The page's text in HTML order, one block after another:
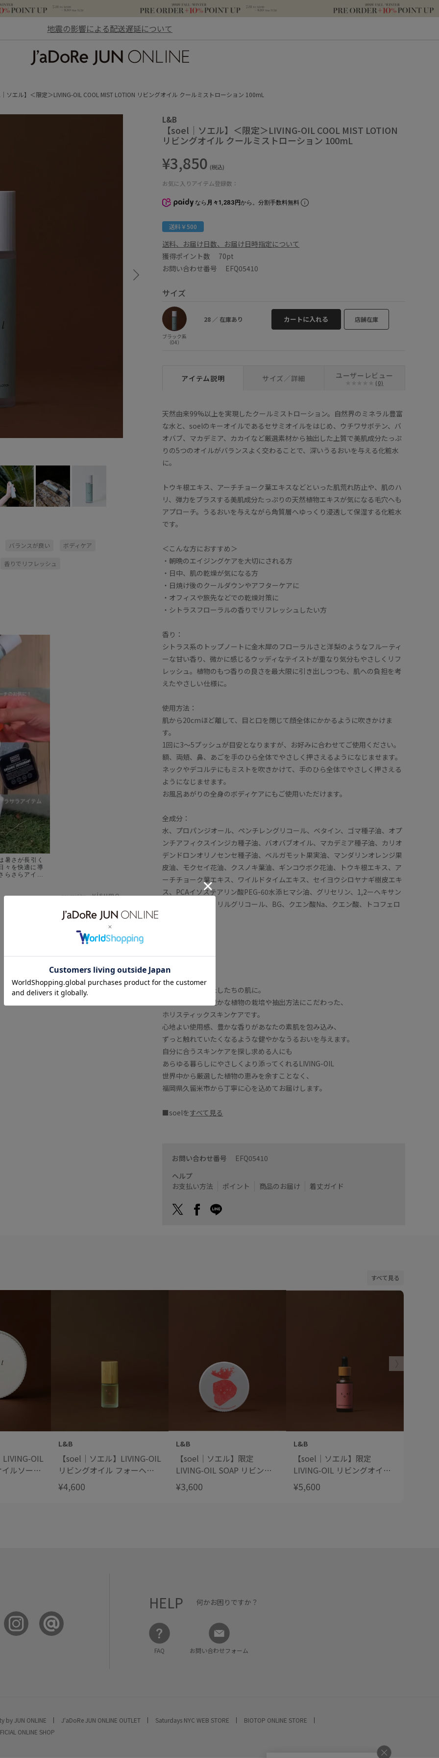
地震の影響による配送遅延について
ソエル】＜限定＞LIVING-OIL COOL MIST LOTION リビングオイル クールミストローション 100mL
バランスが良い ボディケア
香りでリフレッシュ
暑さが長引く
々を快適に導
らさらアイテ
定＞LIVING-
powered by
L&B
【soel｜ソエル】＜限定＞LIVING-OIL COOL MIST LOTION
リビングオイル クールミストローション 100mL
¥3,850 (税込)
お気に入りアイテム登録数：
なら 月々1,283円から。分割手数料無料
送料￥500
送料、お届け日数、お届け日時指定について
獲得ポイント数 70pt
お問い合わせ番号 EFQ05410
サイズ
ブラック系
（04）
28 ／ 在庫あり カートに入れる 店舗在庫
アイテム説明 サイズ／詳細 ユーザーレビュー
(0)
天然由来99%以上を実現したクールミストローション。自然界のミネラル豊富
な水と、soelのキーオイルであるセサミオイルをはじめ、ウチワサボテン、バ
オバブ、マカデミア、カカイなど厳選素材から抽出した上質で美肌成分たっぷ
りの5つのオイルがバランスよく交わることで、深いうるおいを与える化粧水
に。
トウキ根エキス、アーチチョーク葉エキスなどといった肌荒れ防止や、肌のハ
リ、弾力をプラスする美肌成分たっぷりの天然植物エキスが気になる毛穴へも
アプローチ。うるおいを与えながら角質層へゆっくり浸透して保湿する化粧水
です。
＜こんな方におすすめ＞
・朝晩のエイジングケアを大切にされる方
・日中、肌の乾燥が気になる方
・日焼け後のクールダウンやアフターケアに
・オフィスや旅先などでの乾燥対策に
・シトラスフローラルの香りでリフレッシュしたい方
香り：
シトラス系のトップノートに金木犀のフローラルさと洋梨のようなフルーティ
ーな甘い香り、微かに感じるウッディなテイストが重なり気分もやさしくリフ
レッシュ。植物のもつ香りの良さを最大限に引き出しつつも、肌への負担を考
えたやさしい仕様に。
使用方法：
肌から20cmほど離して、目と口を閉じて顔全体にかかるように吹きかけま
す。
1回に3〜5プッシュが目安となりますが、お好みに合わせてご使用ください。
額、両頬、鼻、あごを手のひら全体でやさしく押さえるようになじませます。
ネックやデコルテにもミストを吹きかけて、手のひら全体でやさしく押さえる
ようになじませます。
お風呂あがりの全身のボディケアにもご使用いただけます。
全成分：
水、プロパンジオール、ペンチレングリコール、ベタイン、ゴマ種子油、オプ
ンチアフィクスインジカ種子油、バオバブオイル、マカデミア種子油、カリオ
デンドロンオリノセンセ種子油、ベルガモット果実油、マンダリンオレンジ果
皮油、モクセイ花油、クスノキ葉油、ギンコウボク花油、トウキ根エキス、ア
ーチチョーク葉エキス、ワイルドタイムエキス、セイヨウシロヤナギ樹皮エキ
ス、PCAイソステアリン酸PEG-60水添ヒマシ油、グリセリン、1,2ーヘキサン
ジオール、カプリリルグリコール、BG、クエン酸Na、クエン酸、トコフェロ
【soel｜ソエル】
常に変化するわたしたちの肌に。
soelは、生命力豊かな植物の栽培や抽出方法にこだわった、
ホリスティックスキンケアです。
心地よい使用感、豊かな香りがあなたの素肌を包み込み、
ずっと触れていたくなるような健やかなうるおいを与えます。
自分に合うスキンケアを探し求める人にも
あらゆる暮らしにやさしくより添ってくれるLIVING-OIL
世界中から厳選した植物の恵みを余すことなく、
福岡県久留米市から丁寧に心を込めてお届けします。
■soelをすべて見る
お問い合わせ番号 EFQ05410
ヘルプ
お支払い方法
ポイント 商品のお届け 着丈ガイド
すべて見る
OIL
ルソープ
L&B
【soel｜ソエル】LIVING-OIL
リビングオイル フォーヘア
Sandalwood Citrus サンダル
ウッドシトラス 30mL
¥4,600
L&B
【soel｜ソエル】限定
LIVING-OIL SOAP リビング
オイルソープ【ストロベリー
ムスク】100mL
¥3,600
L&B
【soel｜ソエル】限定
LIVING-OIL リビングオイル
【ストロベリームスク】
30mL
¥5,600
HELP 何かお困りですか？
FAQ お問い合わせフォーム
by JUN ONLINE J'aDoRe JUN ONLINE OUTLET Saturdays NYC WEB STORE
BIOTOP ONLINE STORE
ONLINE SHOP